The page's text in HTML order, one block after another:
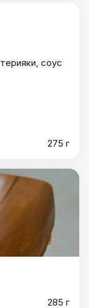
соус
275 г
285 г